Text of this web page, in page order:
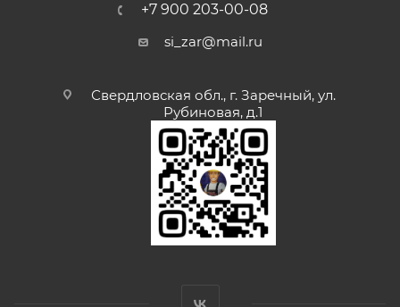
+7 900 203-00-08
si_zar@mail.ru
Свердловская обл., г. Заречный, ул.
Рубиновая, д.1